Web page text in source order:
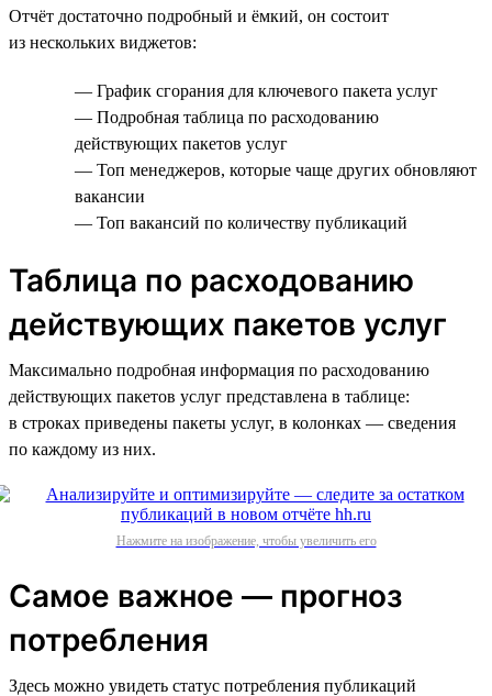
Отчёт достаточно подробный и ёмкий, он состоит
из нескольких виджетов:
— График сгорания для ключевого пакета услуг
— Подробная таблица по расходованию
действующих пакетов услуг
— Топ менеджеров, которые чаще других обновляют
вакансии
— Топ вакансий по количеству публикаций
Таблица по расходованию
действующих пакетов услуг
Максимально подробная информация по расходованию
действующих пакетов услуг представлена в таблице:
в строках приведены пакеты услуг, в колонках — сведения
по каждому из них.
Нажмите на изображение, чтобы увеличить его
Самое важное — прогноз
потребления
Здесь можно увидеть статус потребления публикаций